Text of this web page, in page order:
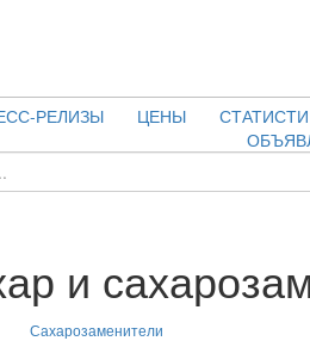
РЕЛИЗЫ ЦЕНЫ
и
Сахарозаменители